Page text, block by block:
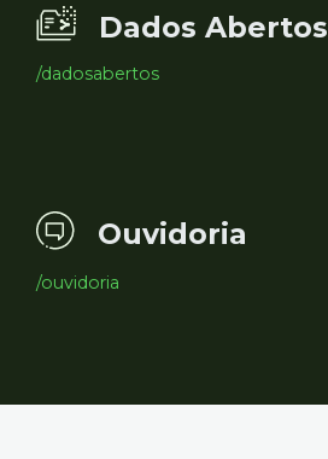
Dados Abertos
/dadosabertos
Ouvidoria
/ouvidoria